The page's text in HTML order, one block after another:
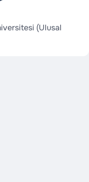
(Ulusal